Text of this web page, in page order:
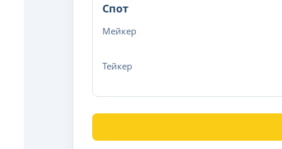
Спот
Мейкер
Тейкер